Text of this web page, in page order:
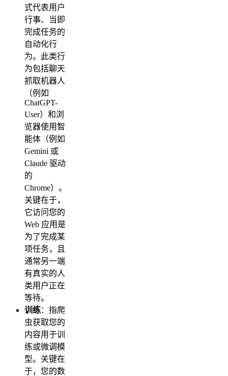
式代表用户
行事、当即
完成任务的
自动化行
为。此类行
为包括聊天
抓取机器人
（例如
ChatGPT-
User）和浏
览器使用智
能体（例如
Gemini 或
Claude 驱动
的
Chrome）。
关键在于，
它访问您的
Web 应用是
为了完成某
项任务，且
通常另一端
有真实的人
类用户正在
等待。
训练：指爬
虫获取您的
内容用于训
练或微调模
型。关键在
于，您的数